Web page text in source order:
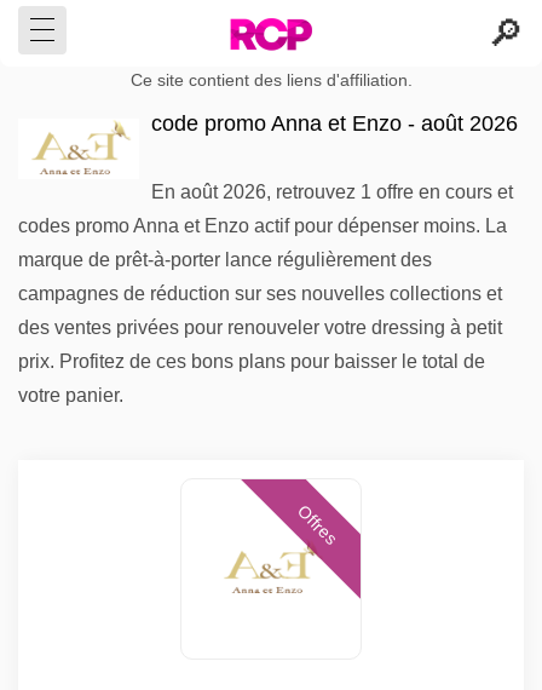
Ce site contient des liens d'affiliation.
code promo Anna et Enzo - août 2026
En août 2026, retrouvez 1 offre en cours et
codes promo Anna et Enzo actif pour dépenser moins. La
marque de prêt-à-porter lance régulièrement des
campagnes de réduction sur ses nouvelles collections et
des ventes privées pour renouveler votre dressing à petit
prix. Profitez de ces bons plans pour baisser le total de
votre panier.
Offres